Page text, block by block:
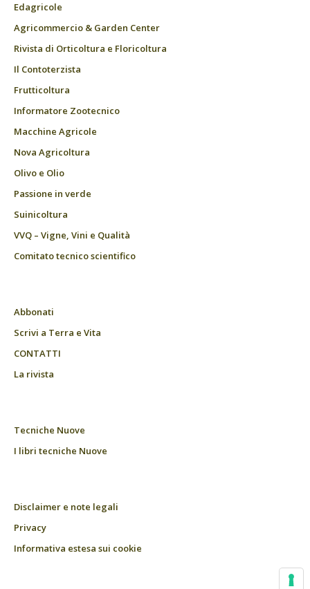
Edagricole
Agricommercio & Garden Center
Rivista di Orticoltura e Floricoltura
Il Contoterzista
Frutticoltura
Informatore Zootecnico
Macchine Agricole
Nova Agricoltura
Olivo e Olio
Passione in verde
Suinicoltura
VVQ – Vigne, Vini e Qualità
Comitato tecnico scientifico
Abbonati
Scrivi a Terra e Vita
CONTATTI
La rivista
Tecniche Nuove
I libri tecniche Nuove
Disclaimer e note legali
Privacy
Informativa estesa sui cookie